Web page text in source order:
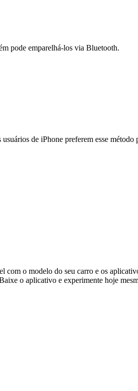
pode emparelhá-los via Bluetooth.
de iPhone preferem esse método
o modelo do seu carro e os
o aplicativo e experimente hoje